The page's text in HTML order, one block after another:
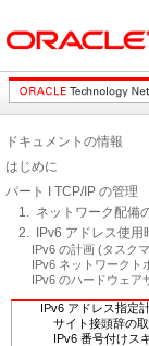
ドキュメントの情報
はじめに
パート I TCP/IP の管理
1. ネットワーク配備
2. IPv6 アドレス使用
IPv6 の計画 (タスク
IPv6 ネットワークト
IPv6 のハードウェア
IPv6 アドレス指定
サイト接頭辞の
IPv6 番号付けス